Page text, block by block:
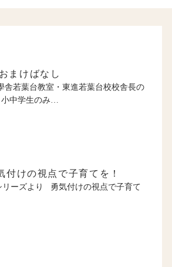
まけばなし
舎若葉台教室・東進若葉台校校舎長の
中学生のみ…
付けの視点で子育てを！
リーズより 勇気付けの視点で子育て